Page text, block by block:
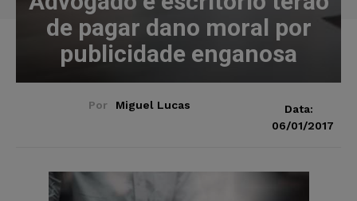
de pagar dano moral por
publicidade enganosa
Por Miguel Lucas
Data:
06/01/2017